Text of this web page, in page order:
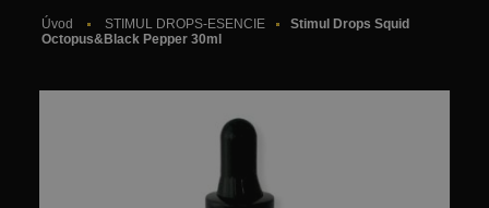
Úvod STIMUL DROPS-ESENCIE
Stimul Drops Squid
Octopus&Black Pepper 30ml